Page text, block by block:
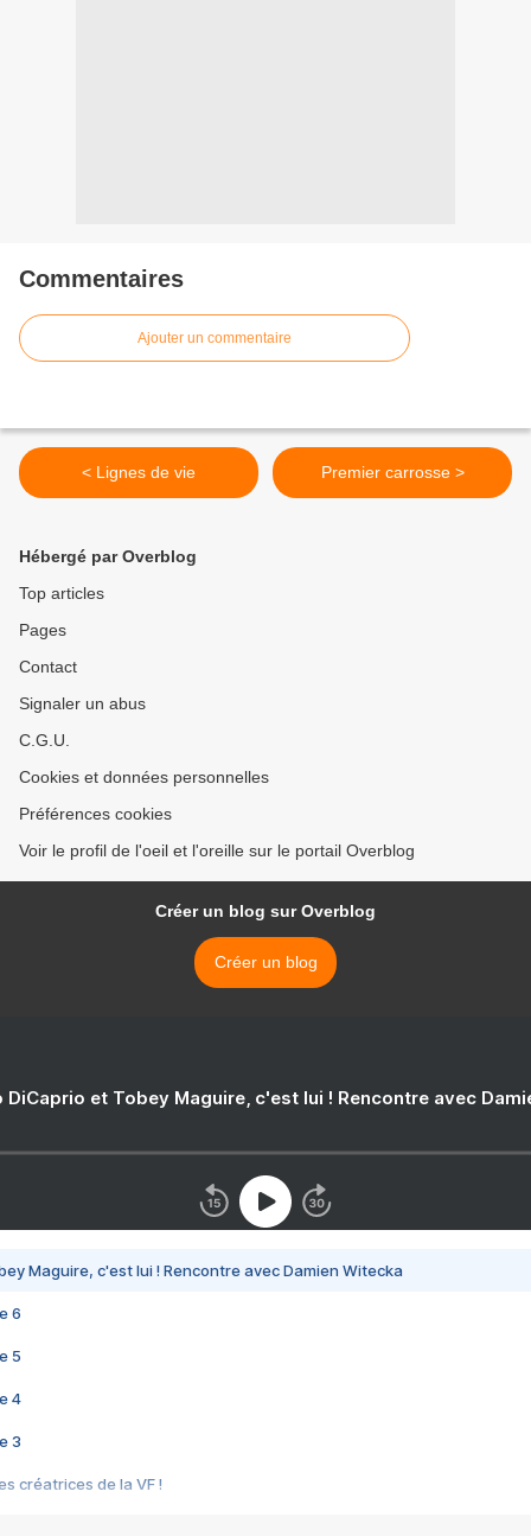
Commentaires
Ajouter un commentaire
< Lignes de vie Premier carrosse >
Hébergé par Overblog
Top articles
Pages
Contact
Signaler un abus
C.G.U.
Cookies et données personnelles
Préférences cookies
Voir le profil de l'oeil et l'oreille sur le portail Overblog
Créer un blog sur Overblog
Créer un blog
DiCaprio et Tobey Maguire, c'est lui ! Rencontre avec
Maguire, c'est lui ! Rencontre avec Damien Witecka
6
5
4
3
créatrices de la VF !